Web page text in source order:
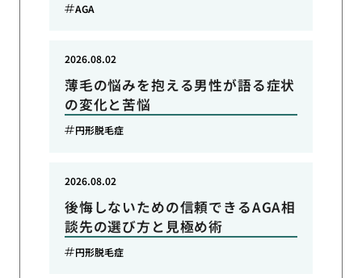
AGA
薄毛の悩みを抱える男性が語る症状
の変化と苦悩
2026.08.02
円形脱毛症
後悔しないための信頼できるAGA相
談先の選び方と見極め術
2026.08.02
円形脱毛症